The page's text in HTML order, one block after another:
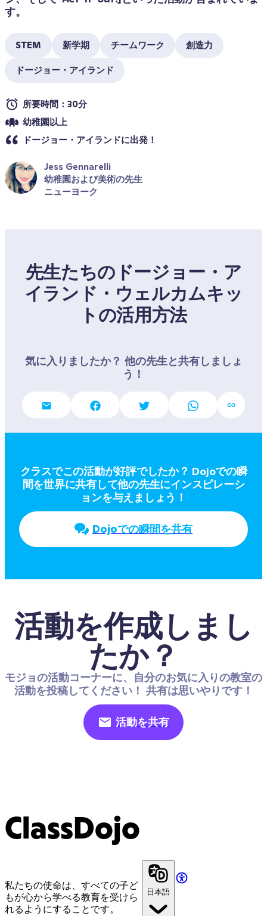
す。
STEM 新学期 チームワーク 創造力
ドージョー・アイランド
所要時間：30分
幼稚園以上
ドージョー・アイランドに出発！
Jess Gennarelli
幼稚園および美術の先生
ニューヨーク
先生たちのドージョー・ア
イランド・ウェルカムキッ
トの活用方法
気に入りましたか？ 他の先生と共有しましょ
う！
クラスでこの活動が好評でしたか？ Dojoでの瞬
間を世界に共有して他の先生にインスピレーシ
ョンを与えましょう！
Dojoでの瞬間を共有
活動を作成しまし
たか？
モジョの活動コーナーに、自分のお気に入りの教室の
活動を投稿してください！ 共有は思いやりです！
活動を共有
ClassDojo
私たちの使命は、すべての子ど
もが心から学べる教育を受けら
れるようにすることです。
日本語